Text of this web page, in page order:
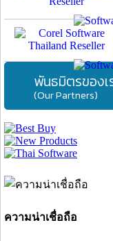
พันธมิตรของเ
(Our Partners)
ความน่าเชื่อถือ